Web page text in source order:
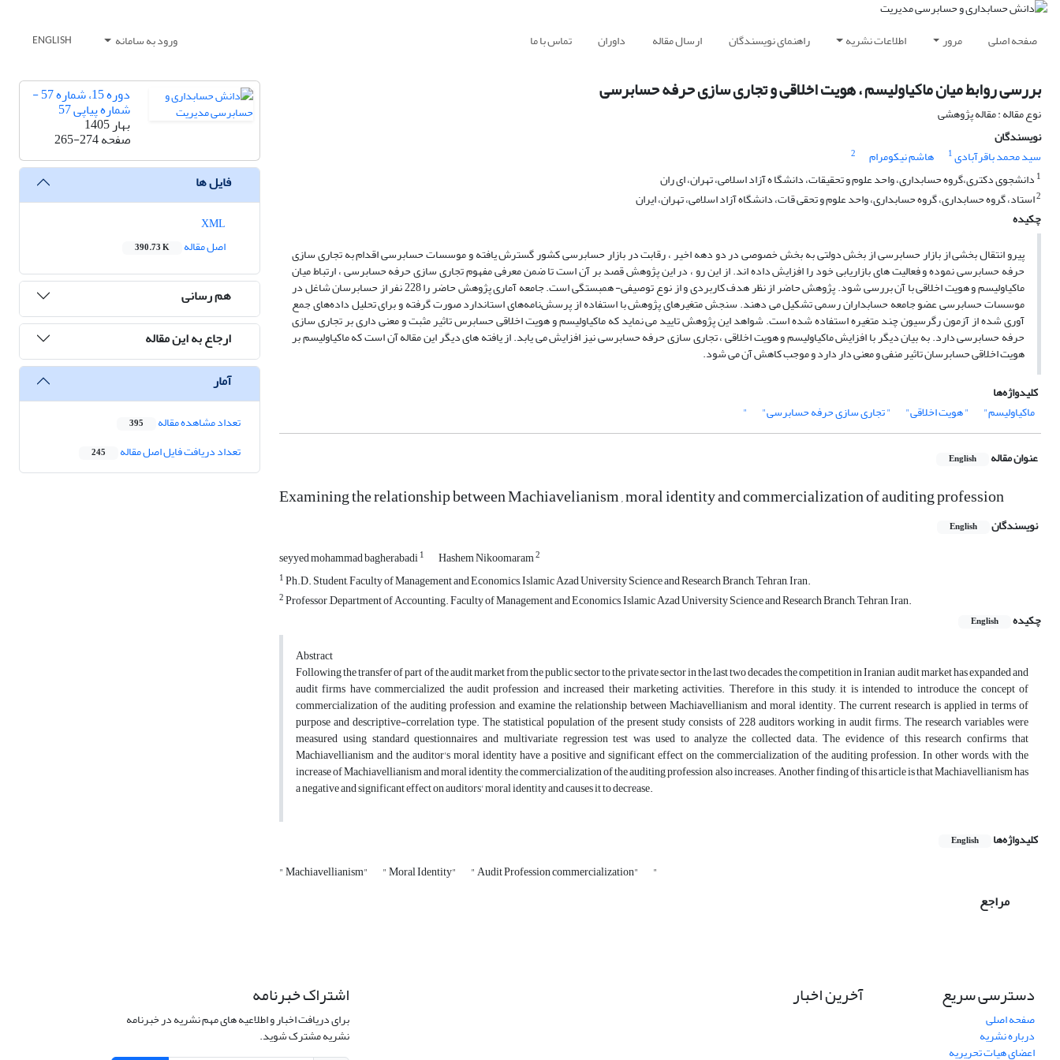
صفحه اصلی مرور اطلاعات نشریه راهنمای نویسندگان ارسال مقاله داوران تماس با ما ورود به سامانه ENGLISH
بررسی روابط میان ماکیاولیسم ، هویت اخلاقی و تجاری سازی حرفه حسابرسی
نوع مقاله : مقاله پژوهشی
نویسندگان
سید محمد باقرآبادی1 هاشم نیکومرام
2
1 دانشجوی دکتری،گروه حسابداری، واحد علوم و تحقیقات، دانشگا ه آزاد اسلامی، تهران، ای ران
2استاد، گروه حسابداری، گروه حسابداری، واحد علوم و تحقی قات، دانشگاه آزاد اسلامی، تهران، ایران
چکیده
پیرو انتقال بخشی از بازار حسابرسی از بخش دولتی به بخش خصوصی در دو دهه اخیر ، رقابت در بازار حسابرسی کشور گسترش یافته و موسسات حسابرسی اقدام به تجاری سازی
حرفه حسابرسی نموده و فعالیت های بازاریابی خود را افزایش داده اند. از این رو ، در این پژوهش قصد بر آن است تا ضمن معرفی مفهوم تجاری سازی حرفه حسابرسی ، ارتباط میان
ماکیاولیسم و هویت اخلاقی با آن بررسی شود. پژوهش حاضر از نظر هدف کاربردی و از نوع توصیفی- همبستگی است. جامعه آماری پژوهش حاضر را 228 نفر از حسابرسان شاغل در
موسسات حسابرسی عضو جامعه حسابداران رسمی تشکیل می دهند. سنجش متغیرهای پژوهش با استفاده از پرسش‌نامه‌های استاندارد صورت گرفته و برای تحلیل داده‌های جمع
آوری شده از آزمون رگرسیون چند متغیره استفاده شده است. شواهد این پژوهش تایید می نماید که ماکیاولیسم و هویت اخلاقی حسابرس تاثیر مثبت و معنی داری بر تجاری سازی
حرفه حسابرسی دارد. به بیان دیگر با افزایش ماکیاولیسم و هویت اخلاقی ، تجاری سازی حرفه حسابرسی نیز افزایش می یابد. از یافته های دیگر این مقاله آن است که ماکیاولیسم بر
هویت اخلاقی حسابرسان تاثیر منفی و معنی دار دارد و موجب کاهش آن می شود.
کلیدواژه‌ها
ماکیاولیسم"
" هویت اخلاقی" " تجاری سازی حرفه حسابرسی" "
عنوان مقاله English
Examining the relationship between Machiavelianism , moral identity and commercialization of auditing profession
نویسندگان English
seyyed mohammad bagherabadi1 Hashem Nikoomaram2
1Ph.D. Student, Faculty of Management and Economics, Islamic Azad University Science and Research Branch, Tehran, Iran.
2Professor ,Department of Accounting. Faculty of Management and Economics, Islamic Azad University Science and Research Branch, Tehran, Iran.
چکیده
English
Abstract
Following the transfer of part of the audit market from the public sector to the private sector in the last two decades, the competition in Iranian audit market has expanded and
audit firms have commercialized the audit profession and increased their marketing activities. Therefore, in this study, it is intended to introduce the concept of
commercialization of the auditing profession, and examine the relationship between Machiavellianism and moral identity. The current research is applied in terms of
purpose and descriptive-correlation type. The statistical population of the present study consists of 228 auditors working in audit firms. The research variables were
measured using standard questionnaires and multivariate regression test was used to analyze the collected data. The evidence of this research confirms that
Machiavellianism and the auditor's moral identity have a positive and significant effect on the commercialization of the auditing profession. In other words, with the
increase of Machiavellianism and moral identity, the commercialization of the auditing profession also increases. Another finding of this article is that Machiavellianism has
a negative and significant effect on auditors' moral identity and causes it to decrease.
کلیدواژه‌ها English
" Machiavellianism" " Moral Identity" " Audit Profession commercialization" "
مراجع
دوره 15، شماره 57 -
شماره پیاپی 57
بهار 1405
صفحه265-274
فایل ها
اصل مقاله
390.73 K
هم رسانی
ارجاع به این مقاله
آمار
تعداد مشاهده مقاله 395
تعداد دریافت فایل اصل مقاله 245
دسترسی سریع
صفحه اصلی
درباره نشریه
اعضای هیات تحریریه
آخرین اخبار اشتراک خبرنامه
برای دریافت اخبار و اطلاعیه های مهم نشریه در خبرنامه
نشریه مشترک شوید.